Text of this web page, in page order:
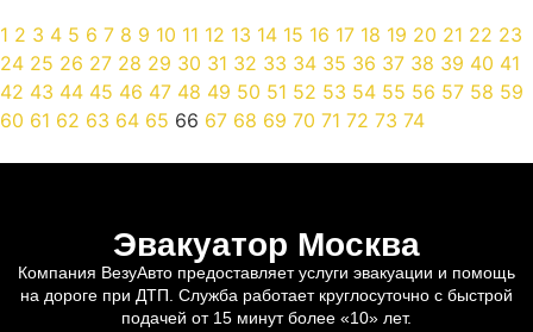
1 2 3 4 5 6 7 8 9 10 11 12 13 14 15 16 17 18 19 20 21 22 23
24 25 26 27 28 29 30 31 32 33 34 35 36 37 38 39 40 41
42 43 44 45 46 47 48 49 50 51 52 53 54 55 56 57 58 59
60 61 62 63 64 65 66 67 68 69 70 71 72 73 74
Эвакуатор Москва
Компания ВезуАвто предоставляет услуги эвакуации и помощь
на дороге при ДТП. Служба работает круглосуточно с быстрой
подачей от 15 минут более «10» лет.